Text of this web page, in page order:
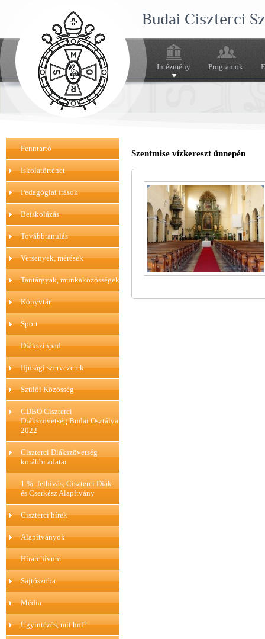
Budai Ciszterci
Intézmény Programok
Fenntartó
Iskolatörténet
Pedagógiai írások
Beiskolázás
Továbbtanulás
Versenyek, mérések
Tantárgyak, munkaközösségek
Könyvtár
Sport
Diákszínpad
Ifjúsági szervezetek
Szülői Közösség
CDBO Ciszterci
Diákszövetség Budai Osztálya
2022
Ciszterci Diákszövetség
korábbi adatai
1 %- felhívás, Ciszterci Diák
és Cserkész Alapítvány
Ciszterci hírek
Alapítványok
Hírarchívum
Sajtószoba
Média
Ügyintézés, mit hol?
Szentmise vízkereszt ünnepén